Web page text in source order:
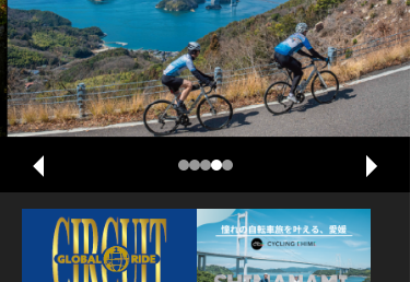
EVENT
CULTURE
ENTRY